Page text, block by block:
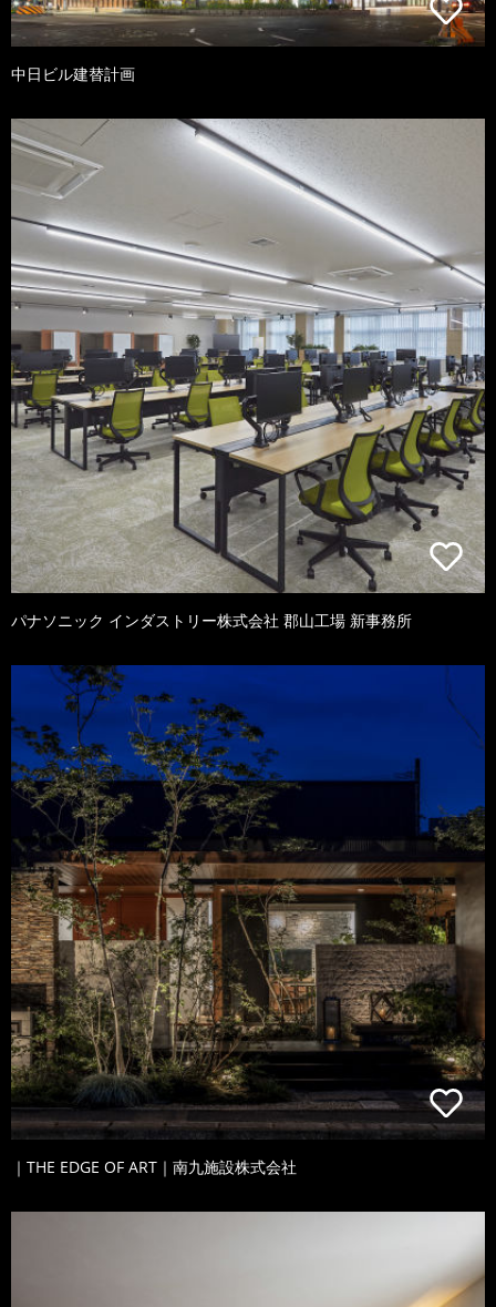
中日ビル建替計画
パナソニック インダストリー株式会社 郡山工場 新事務所
｜THE EDGE OF ART｜南九施設株式会社